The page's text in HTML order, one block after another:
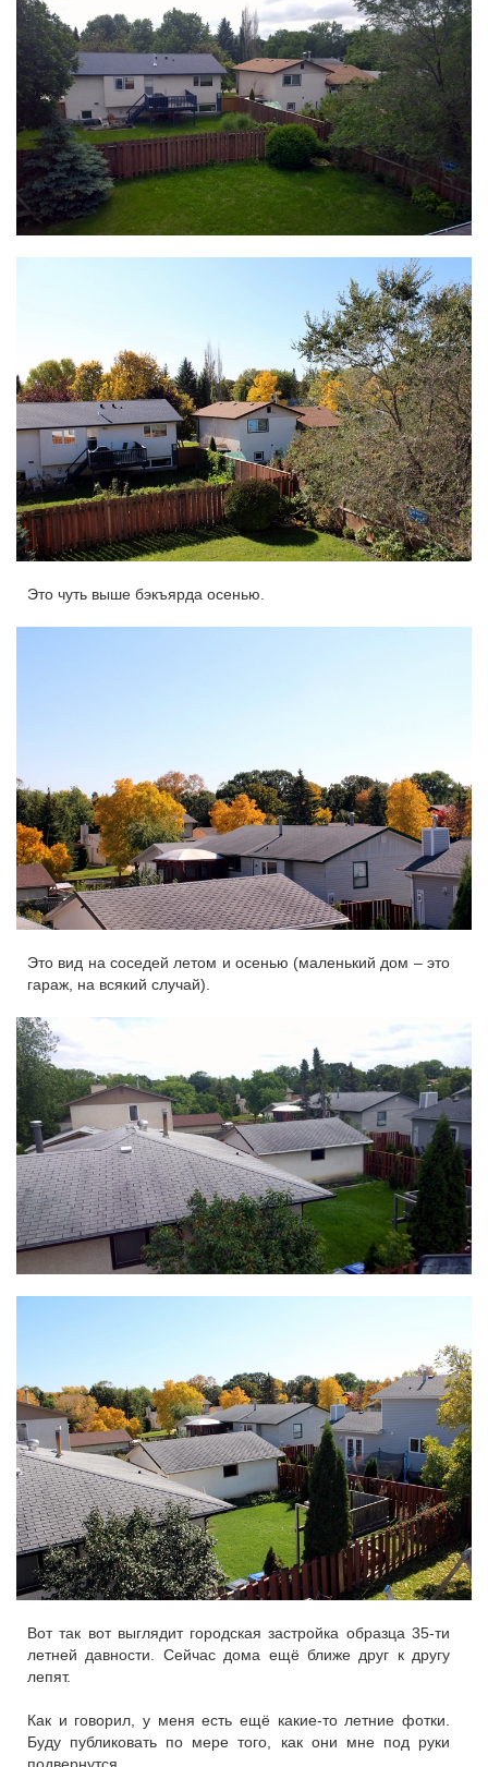
Это чуть выше бэкъярда осенью.
Это вид на соседей летом и осенью (маленький дом – это
гараж, на всякий случай).
Вот так вот выглядит городская застройка образца 35-ти
летней давности. Сейчас дома ещё ближе друг к другу
лепят.
Как и говорил, у меня есть ещё какие-то летние фотки.
Буду публиковать по мере того, как они мне под руки
подвернутся.